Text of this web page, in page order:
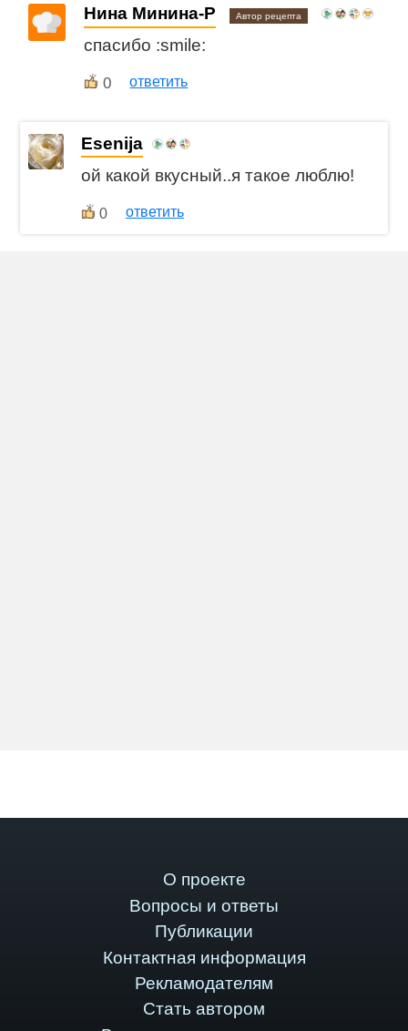
Нина Минина-Р Автор рецепта
спасибо :smile:
0 ответить
Esenija
ой какой вкусный..я такое люблю!
0 ответить
О проекте
Вопросы и ответы
Публикации
Контактная информация
Рекламодателям
Стать автором